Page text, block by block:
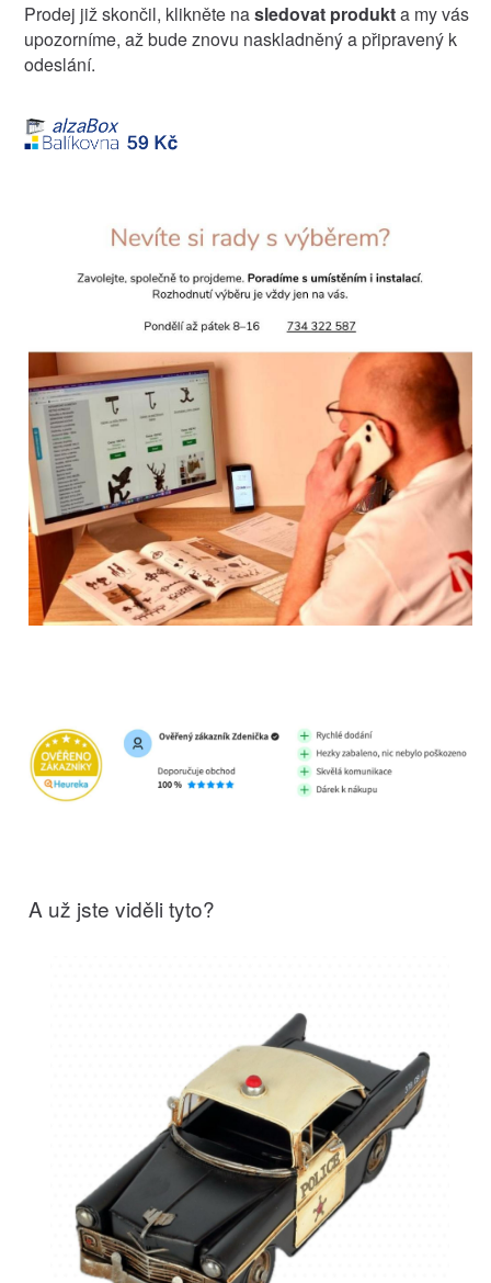
Prodej již skončil, klikněte nasledovat produkta my vás
upozorníme, až bude znovu naskladněný a připravený k
odeslání.
A už jste viděli tyto?